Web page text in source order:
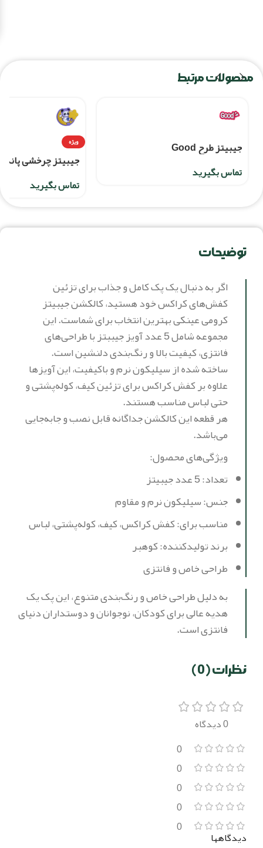
محصولات مرتبط
جیبیتز طرح Good
تماس بگیرید
ویژه
جیبیتز چرخشی
تماس بگیرید
توضیحات
اگر به دنبال یک پک کامل و جذاب برای تزئین
کفش‌های کراکس خود هستید، کالکشن جیبیتز
کرومی عینکی بهترین انتخاب برای شماست. این
مجموعه شامل 5 عدد آویز جیببتز با طراحی‌های
فانتزی، کیفیت بالا و رنگ‌بندی دلنشین است.
ساخته شده از سیلیکون نرم و باکیفیت، این آویزها
علاوه بر کفش کراکس برای تزئین کیف، کوله‌پشتی و
حتی لباس مناسب هستند.
هر قطعه این کالکشن جداگانه قابل نصب و جابه‌جایی
می‌باشد.
ویژگی‌های محصول:
تعداد: 5 عدد جیبیتز
جنس: سیلیکون نرم و مقاوم
مناسب برای: کفش کراکس، کیف، کوله‌پشتی، لباس
برند تولیدکننده: کوهبر
طراحی خاص و فانتزی
به دلیل طراحی خاص و رنگ‌بندی متنوع، این پک یک
هدیه عالی برای کودکان، نوجوانان و دوستداران دنیای
فانتزی است.
نظرات (0)
0 دیدگاه
0
0
0
0
0
دیدگاهها